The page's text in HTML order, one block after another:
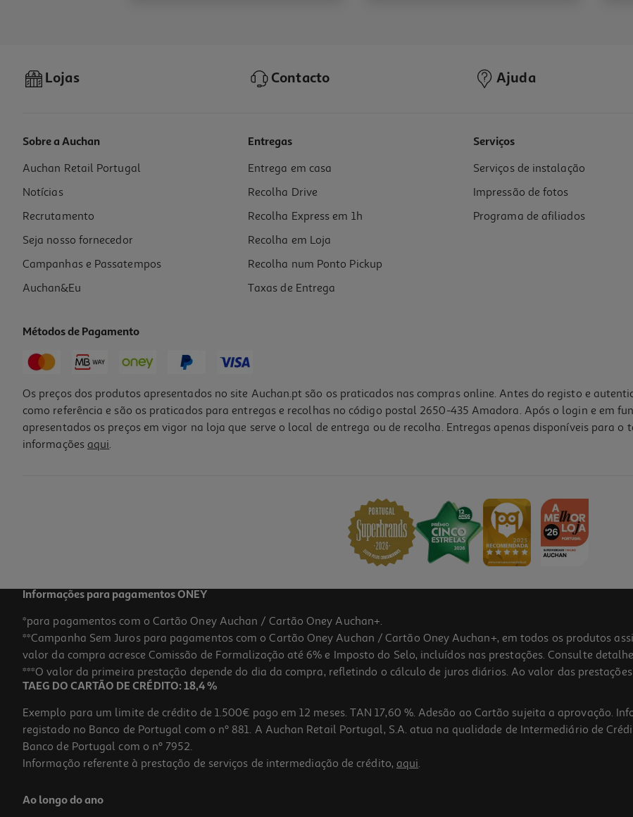
Lojas Contacto Ajuda
Sobre a Auchan
Auchan Retail Portugal
Notícias
Recrutamento
Seja nosso fornecedor
Campanhas e Passatempos
Auchan&Eu
Entregas
Entrega em casa
Recolha Drive
Recolha Express em 1h
Recolha em Loja
Recolha num Ponto Pickup
Taxas de Entrega
Serviços
Serviços de instalação
Impressão de fotos
Programa de afiliados
Métodos de Pagamento
Os preços dos produtos apresentados no site Auchan.pt são os praticados nas compras online. Antes do registo e
como referência e são os praticados para entregas e recolhas no código postal 2650-435 Amadora. Após o login e em
apresentados os preços em vigor na loja que serve o local de entrega ou de recolha. Entregas apenas disponíveis para
informações aqui.
Informações para pagamentos ONEY
*para pagamentos com o Cartão Oney Auchan / Cartão Oney Auchan+.
**Campanha Sem Juros para pagamentos com o Cartão Oney Auchan / Cartão Oney Auchan+, em todos os produtos
valor da compra acresce Comissão de Formalização até 6% e Imposto do Selo, incluídos nas prestações. Consulte detalhe
***O valor da primeira prestação depende do dia da compra, refletindo o cálculo de juros diários. Ao valor das
TAEG DO CARTÃO DE CRÉDITO: 18,4 %
Exemplo para um limite de crédito de 1.500€ pago em 12 meses. TAN 17,60 %. Adesão ao Cartão sujeita a aprovação.
registado no Banco de Portugal com o nº 881. A Auchan Retail Portugal, S.A. atua na qualidade de Intermediário de
Banco de Portugal com o nº 7952.
Informação referente à prestação de serviços de intermediação de crédito, aqui.
Ao longo do ano